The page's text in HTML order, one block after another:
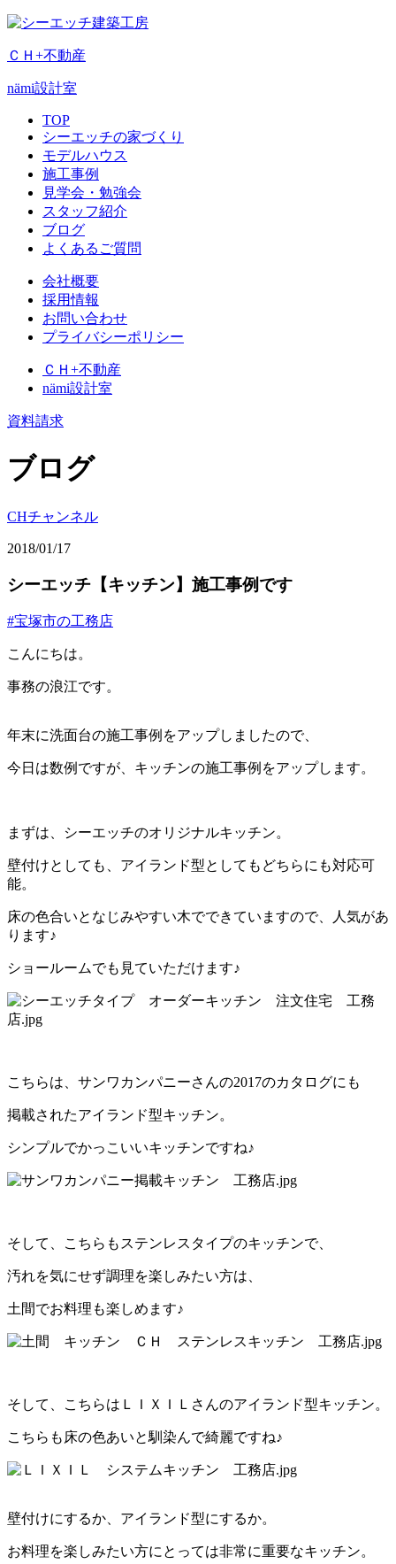
ＣＨ+不動産
nämi設計室
TOP
シーエッチの家づくり
モデルハウス
施工事例
見学会・勉強会
スタッフ紹介
ブログ
よくあるご質問
会社概要
採用情報
お問い合わせ
プライバシーポリシー
ＣＨ+不動産
nämi設計室
資料請求
ブログ
CHチャンネル
2018/01/17
シーエッチ【キッチン】施工事例です
#宝塚市の工務店
こんにちは。
事務の浪江です。
年末に洗面台の施工事例をアップしましたので、
今日は数例ですが、キッチンの施工事例をアップします。
まずは、シーエッチのオリジナルキッチン。
壁付けとしても、アイランド型としてもどちらにも対応可
能。
床の色合いとなじみやすい木でできていますので、人気があ
ります♪
ショールームでも見ていただけます♪
こちらは、サンワカンパニーさんの2017のカタログにも
掲載されたアイランド型キッチン。
シンプルでかっこいいキッチンですね♪
そして、こちらもステンレスタイプのキッチンで、
汚れを気にせず調理を楽しみたい方は、
土間でお料理も楽しめます♪
そして、こちらはＬＩＸＩＬさんのアイランド型キッチン。
こちらも床の色あいと馴染んで綺麗ですね♪
壁付けにするか、アイランド型にするか。
お料理を楽しみたい方にとっては非常に重要なキッチン。